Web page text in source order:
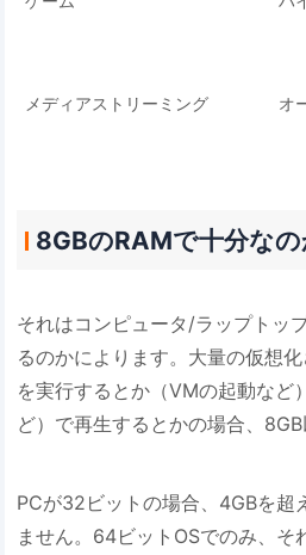
メディアストリーミング オ
8GBのRAMで十分なの
それはコンピュータ/ラップトッ
るのかによります。大量の仮想
を実行するとか（VMの起動など
ど）で再生するとかの場合、8GB
PCが32ビットの場合、4GBを超
ません。64ビットOSでのみ、そ